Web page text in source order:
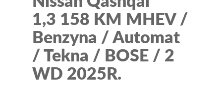
1,3 158 KM MHEV /
Benzyna / Automat
/ Tekna / BOSE / 2
WD 2025R.